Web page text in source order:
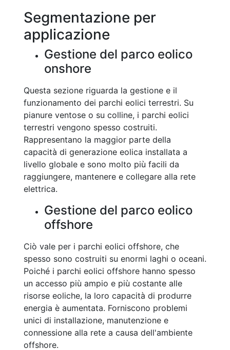
Segmentazione per
applicazione
Gestione del parco eolico
onshore
Questa sezione riguarda la gestione e il
funzionamento dei parchi eolici terrestri. Su
pianure ventose o su colline, i parchi eolici
terrestri vengono spesso costruiti.
Rappresentano la maggior parte della
capacità di generazione eolica installata a
livello globale e sono molto più facili da
raggiungere, mantenere e collegare alla rete
elettrica.
Gestione del parco eolico
offshore
Ciò vale per i parchi eolici offshore, che
spesso sono costruiti su enormi laghi o oceani.
Poiché i parchi eolici offshore hanno spesso
un accesso più ampio e più costante alle
risorse eoliche, la loro capacità di produrre
energia è aumentata. Forniscono problemi
unici di installazione, manutenzione e
connessione alla rete a causa dell'ambiente
offshore.